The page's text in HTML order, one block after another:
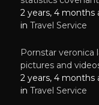
2 years, 4 months
in Travel Service
Pornstar veronica
pictures and
2 years, 4 months
in Travel Service